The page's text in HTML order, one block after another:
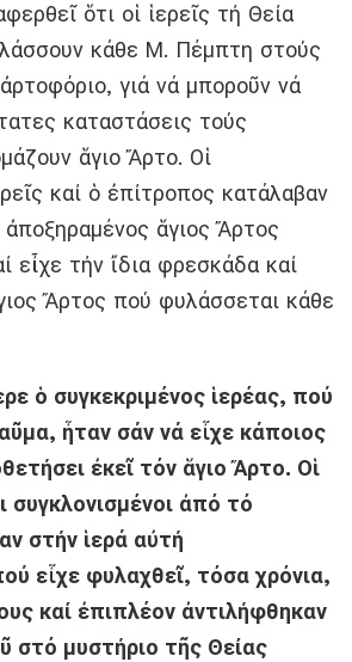
ὅτι οἱ ἱερεῖς τή Θεία
κάθε Μ. Πέμπτη στούς
γιά νά μποροῦν νά
καταστάσεις τούς
ἅγιο Ἄρτο. Οἱ
καί ὁ ἐπίτροπος κατάλαβαν
ἅγιος Ἄρτος
εἶχε τήν ἴδια φρεσκάδα καί
Ἄρτος πού φυλάσσεται κάθε
ὁ συγκεκριμένος ἱερέας, πού
ἦταν σάν νά εἶχε κάποιος
ἐκεῖ τόν ἅγιο Ἄρτο. Οἱ
συγκλονισμένοι ἀπό τό
στήν ἱερά αὐτή
εἶχε φυλαχθεῖ, τόσα χρόνια,
καί ἐπιπλέον ἀντιλήφθηκαν
στό μυστήριο τῆς Θείας